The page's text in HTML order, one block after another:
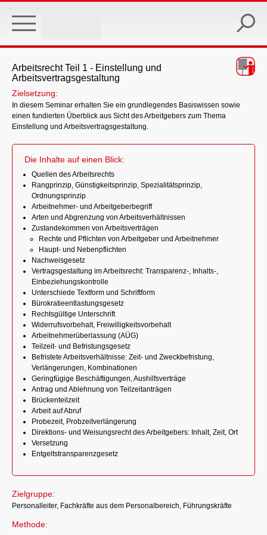
main
Arbeitsrecht Teil 1 - Einstellung und
Arbeitsvertragsgestaltung
Zielsetzung:
In diesem Seminar erhalten Sie ein grundlegendes Basiswissen sowie
einen fundierten Überblick aus Sicht des Arbeitgebers zum Thema
Einstellung und Arbeitsvertragsgestaltung.
Die Inhalte auf einen Blick:
Quellen des Arbeitsrechts
Rangprinzip, Günstigkeitsprinzip, Spezialitätsprinzip,
Ordnungsprinzip
Arbeitnehmer- und Arbeitgeberbegriff
Arten und Abgrenzung von Arbeitsverhältnissen
Zustandekommen von Arbeitsverträgen
Rechte und Pflichten von Arbeitgeber und Arbeitnehmer
Haupt- und Nebenpflichten
Nachweisgesetz
Vertragsgestaltung im Arbeitsrecht: Transparenz-, Inhalts-,
Einbeziehungskontrolle
Unterschiede Textform und Schriftform
Bürokratieentlastungsgesetz
Rechtsgültige Unterschrift
Widerrufsvorbehalt, Freiwilligkeitsvorbehalt
Arbeitnehmerüberlassung (AÜG)
Teilzeit- und Befristungsgesetz
Befristete Arbeitsverhältnisse: Zeit- und Zweckbefristung,
Verlängerungen, Kombinationen
Geringfügige Beschäftigungen, Aushilfsverträge
Antrag und Ablehnung von Teilzeitanträgen
Brückenteilzeit
Arbeit auf Abruf
Probezeit, Probzeitverlängerung
Direktions- und Weisungsrecht des Arbeitgebers: Inhalt, Zeit, Ort
Versetzung
Entgeltstransparenzgesetz
Zielgruppe:
Personalleiter, Fachkräfte aus dem Personalbereich, Führungskräfte
Methode: